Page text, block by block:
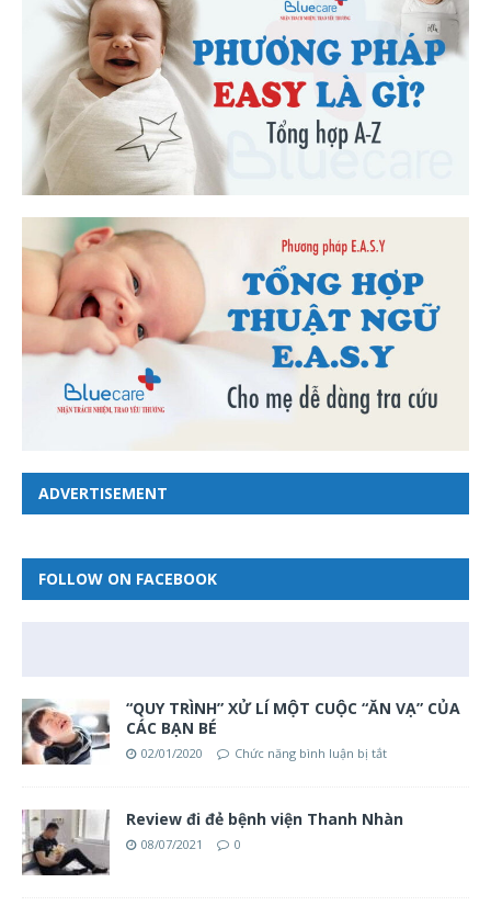
ADVERTISEMENT
FOLLOW ON FACEBOOK
“QUY TRÌNH” XỬ LÍ MỘT CUỘC “ĂN VẠ” CỦA
CÁC BẠN BÉ
02/01/2020 Chức năng bình luận bị tắt
Review đi đẻ bệnh viện Thanh Nhàn
08/07/2021 0